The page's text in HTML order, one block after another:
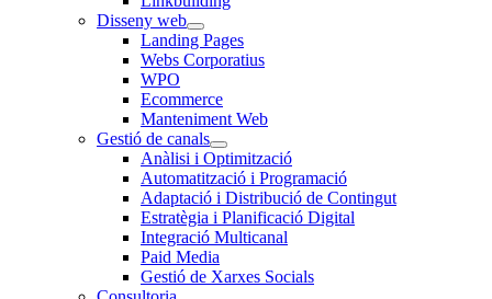
Disseny web
Landing Pages
Webs Corporatius
WPO
Ecommerce
Manteniment Web
Gestió de canals
Anàlisi i Optimització
Automatització i Programació
Adaptació i Distribució de Contingut
Estratègia i Planificació Digital
Integració Multicanal
Paid Media
Gestió de Xarxes Socials